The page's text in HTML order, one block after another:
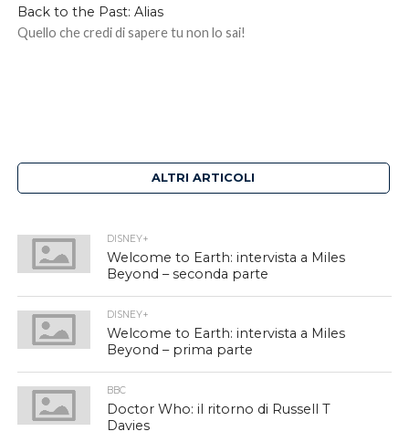
Back to the Past: Alias
Quello che credi di sapere tu non lo sai!
ALTRI ARTICOLI
DISNEY+
Welcome to Earth: intervista a Miles
Beyond – seconda parte
DISNEY+
Welcome to Earth: intervista a Miles
Beyond – prima parte
BBC
Doctor Who: il ritorno di Russell T
Davies